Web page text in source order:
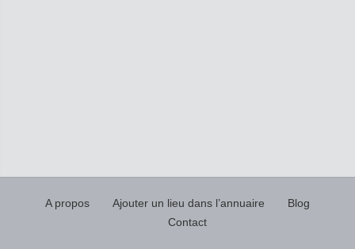
A propos Ajouter un lieu dans l’annuaire
Blog
Contact